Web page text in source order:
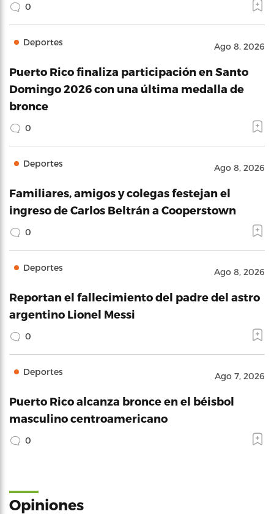
0
Deportes Ago 8, 2026
Puerto Rico finaliza participación en Santo
Domingo 2026 con una última medalla de
bronce
0
Deportes Ago 8, 2026
Familiares, amigos y colegas festejan el
ingreso de Carlos Beltrán a Cooperstown
0
Deportes Ago 8, 2026
Reportan el fallecimiento del padre del astro
argentino Lionel Messi
0
Deportes Ago 7, 2026
Puerto Rico alcanza bronce en el béisbol
masculino centroamericano
0
Opiniones